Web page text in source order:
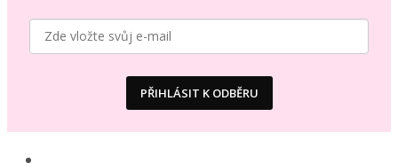
PŘIHLÁSIT K ODBĚRU